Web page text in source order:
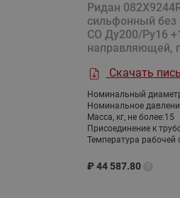
Ридан
сильфонный без
СО Ду200/Ру16
направляющей,
Скачать
Номинальный
Номинальное
Масса, кг, не более:15
Присоединение к
Температура рабочей
₽ 44 587.80